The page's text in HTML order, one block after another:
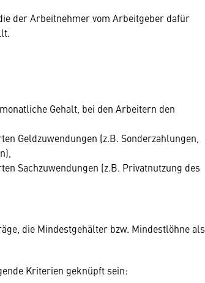
der Arbeitnehmer vom Arbeitgeber dafür
Gehalt, bei den Arbeitern den
Geldzuwendungen (z.B. Sonderzahlungen,
Sachzuwendungen (z.B. Privatnutzung des
die Mindestgehälter bzw. Mindestlöhne als
Kriterien geknüpft sein: